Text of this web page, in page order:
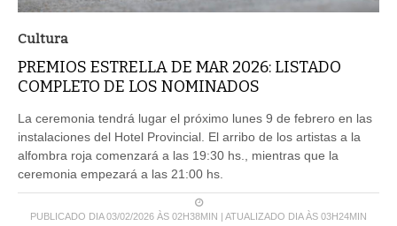
Cultura
PREMIOS ESTRELLA DE MAR 2026: LISTADO
COMPLETO DE LOS NOMINADOS
La ceremonia tendrá lugar el próximo lunes 9 de febrero en las
instalaciones del Hotel Provincial. El arribo de los artistas a la
alfombra roja comenzará a las 19:30 hs., mientras que la
ceremonia empezará a las 21:00 hs.
PUBLICADO DIA 03/02/2026 ÀS 02H38MIN | ATUALIZADO DIA ÀS 03H24MIN